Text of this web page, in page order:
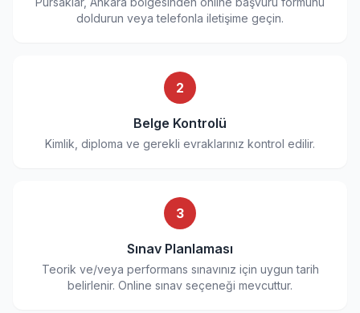
doldurun veya telefonla iletişime geçin.
2
Belge Kontrolü
Kimlik, diploma ve gerekli evraklarınız kontrol edilir.
3
Sınav Planlaması
Teorik ve/veya performans sınavınız için uygun tarih
belirlenir. Online sınav seçeneği mevcuttur.